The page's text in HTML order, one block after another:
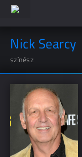
Nick Searcy
színész